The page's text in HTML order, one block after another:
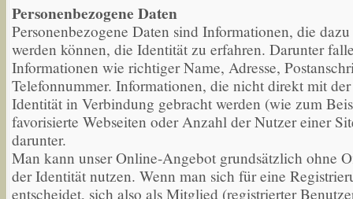
Personenbezogene Daten
Personenbezogene Daten sind Informationen, die
werden können, die Identität zu erfahren. Darunter
Informationen wie richtiger Name, Adresse,
Telefonnummer. Informationen, die nicht direkt mit
Identität in Verbindung gebracht werden (wie zum
favorisierte Webseiten oder Anzahl der Nutzer einer
darunter.
Man kann unser Online-Angebot grundsätzlich ohne
der Identität nutzen. Wenn man sich für eine
entscheidet, sich also als Mitglied (registrierter